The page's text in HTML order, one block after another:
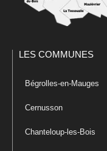
LES COMMUNES
Bégrolles-en-Mauges
Cernusson
Chanteloup-les-Bois